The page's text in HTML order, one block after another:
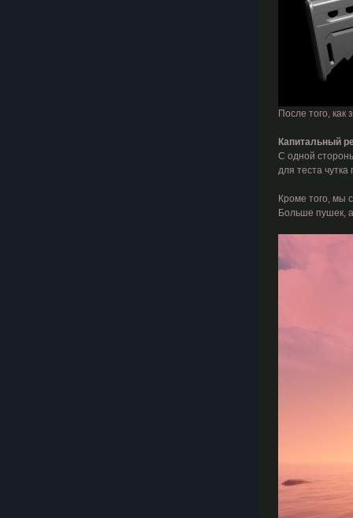
После того, как
Капитальный
С одной
для теста
Кроме того, мы
Больше пушек,